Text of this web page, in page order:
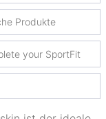
Produkte
your SportFit